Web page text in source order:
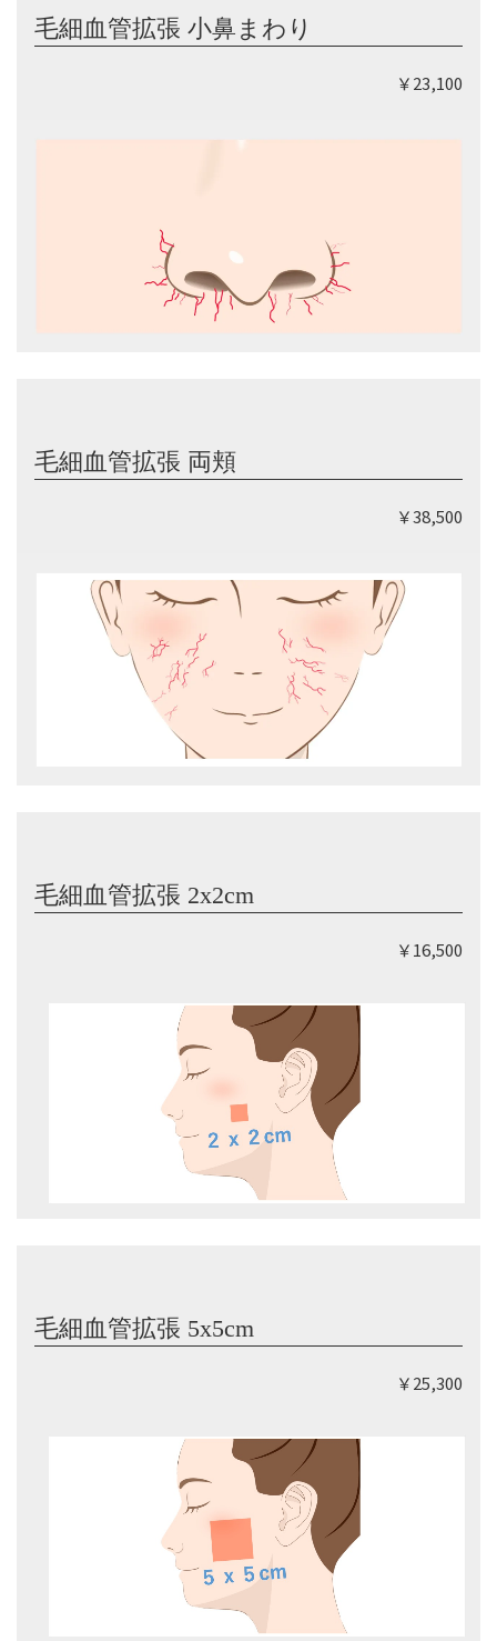
毛細血管拡張 小鼻まわり
￥23,100
毛細血管拡張 両頬
￥38,500
毛細血管拡張 2x2cm
￥16,500
毛細血管拡張 5x5cm
￥25,300